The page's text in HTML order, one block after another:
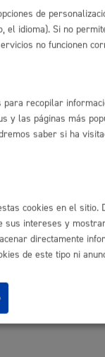
San Sebastián
de
el idioma). Si no
no funcionen
recopilar
y las páginas más
saber si ha
cookies en el sitio.
sus intereses y
directamente
de este tipo ni